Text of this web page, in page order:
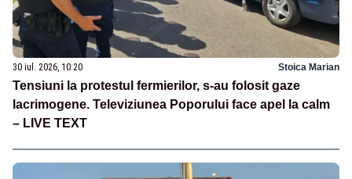
30 iul. 2026, 10:20 Stoica Marian
Tensiuni la protestul fermierilor, s-au folosit gaze
lacrimogene. Televiziunea Poporului face apel la calm
– LIVE TEXT